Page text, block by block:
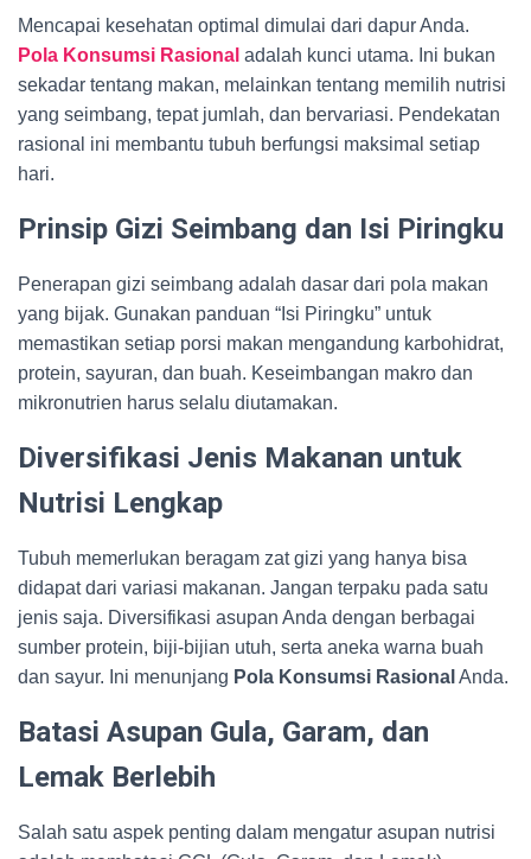
Mencapai kesehatan optimal dimulai dari dapur Anda.
Pola Konsumsi Rasional adalah kunci utama. Ini bukan
sekadar tentang makan, melainkan tentang memilih nutrisi
yang seimbang, tepat jumlah, dan bervariasi. Pendekatan
rasional ini membantu tubuh berfungsi maksimal setiap
hari.
Prinsip Gizi Seimbang dan Isi Piringku
Penerapan gizi seimbang adalah dasar dari pola makan
yang bijak. Gunakan panduan “Isi Piringku” untuk
memastikan setiap porsi makan mengandung karbohidrat,
protein, sayuran, dan buah. Keseimbangan makro dan
mikronutrien harus selalu diutamakan.
Diversifikasi Jenis Makanan untuk
Nutrisi Lengkap
Tubuh memerlukan beragam zat gizi yang hanya bisa
didapat dari variasi makanan. Jangan terpaku pada satu
jenis saja. Diversifikasi asupan Anda dengan berbagai
sumber protein, biji-bijian utuh, serta aneka warna buah
dan sayur. Ini menunjang Pola Konsumsi Rasional Anda.
Batasi Asupan Gula, Garam, dan
Lemak Berlebih
Salah satu aspek penting dalam mengatur asupan nutrisi